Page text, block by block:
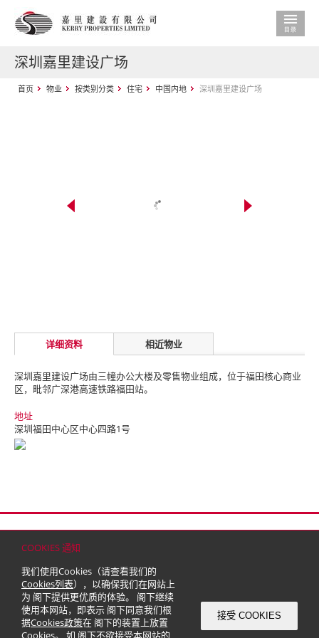
COOKIES 通知
我们使用Cookies（请查看我们的
Cookies列表），以确保我们在网站上
为 阁下提供更优质的体验。 阁下继续
使用本网站，即表示 阁下同意我们根
据Cookies政策在 阁下的装置上放置
Cookies。 如 阁下不欲接受本网站的
接受 COOKIES
深圳嘉里建设广场
首页 物业 按类别分类 住宅 中国内地 深圳嘉里建设广场
详细资料 相近物业
深圳嘉里建设广场由三幢办公大楼及零售物业组成，位于福田核心商业
区，毗邻广深港高速铁路福田站。
地址
深圳福田中心区中心四路1号
© 2026 嘉里建设有限公司 (于百慕达注册成立之有限公司)